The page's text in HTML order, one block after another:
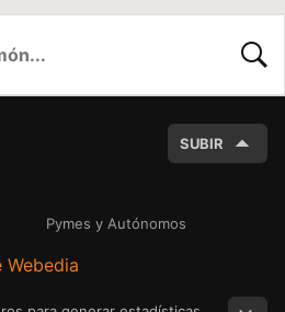
SUBIR
Pymes y Autónomos
Webedia